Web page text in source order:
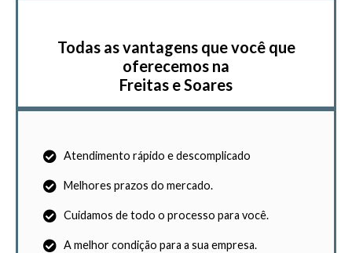
Todas as vantagens que você que
oferecemos na
Freitas e Soares
Atendimento rápido e descomplicado
Melhores prazos do mercado.
Cuidamos de todo o processo para você.
A melhor condição para a sua empresa.